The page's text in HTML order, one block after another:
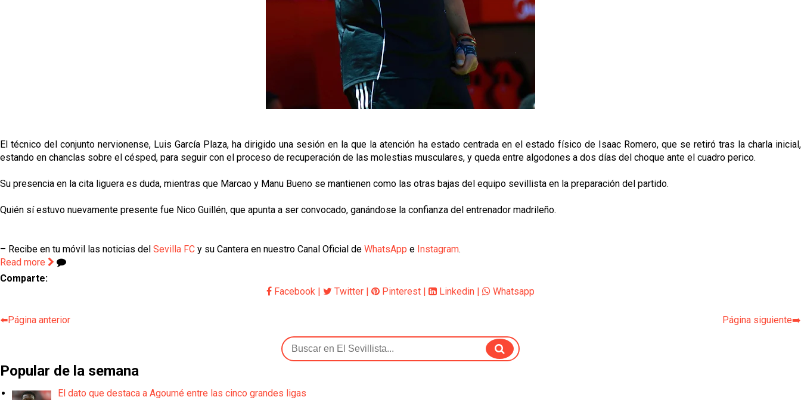
El técnico del conjunto nervionense, Luis García Plaza, ha dirigido una sesión en la que la atención ha estado centrada en el estado físico de Isaac Romero, que se retiró tras la charla inicial,
estando en chanclas sobre el césped, para seguir con el proceso de recuperación de las molestias musculares, y queda entre algodones a dos días del choque ante el cuadro perico.
Su presencia en la cita liguera es duda, mientras que Marcao y Manu Bueno se mantienen como las otras bajas del equipo sevillista en la preparación del partido.
Quién sí estuvo nuevamente presente fue Nico Guillén, que apunta a ser convocado, ganándose la confianza del entrenador madrileño.
– Recibe en tu móvil las noticias del Sevilla FC y su Cantera en nuestro Canal Oficial de WhatsApp e Instagram.
Read more
Comparte:
Facebook | Twitter | Pinterest | Linkedin | Whatsapp
⬅️Página anterior Página siguiente➡️
Popular de la semana
El dato que destaca a Agoumé entre las cinco grandes ligas